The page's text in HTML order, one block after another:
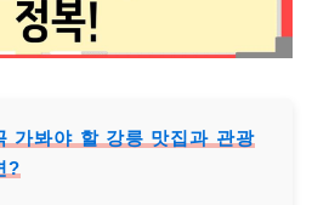
가봐야 할 강릉 맛집과 관광
?